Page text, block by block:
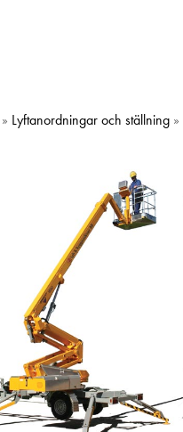
» Lyftanordningar och ställning »